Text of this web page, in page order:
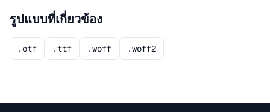
รูปแบบที่เกี่ยวข้อง
.otf .ttf .woff .woff2